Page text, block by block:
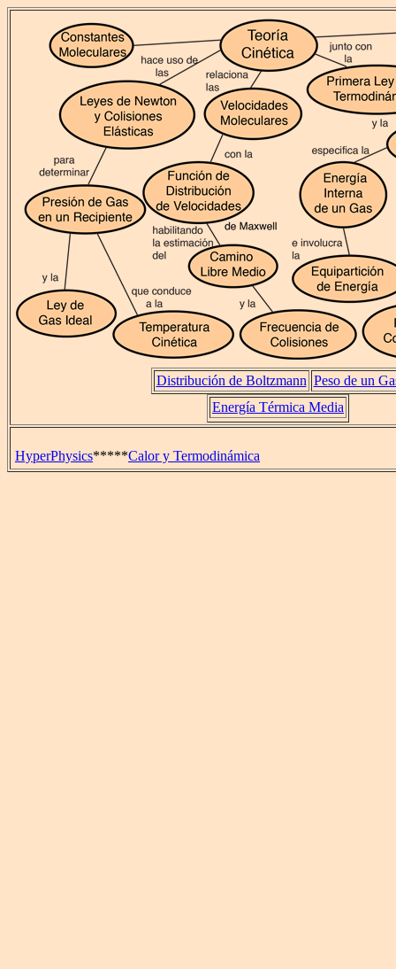
Distribución de Boltzmann Peso de un
Energía Térmica Media
HyperPhysics*****Calor y Termodinámica